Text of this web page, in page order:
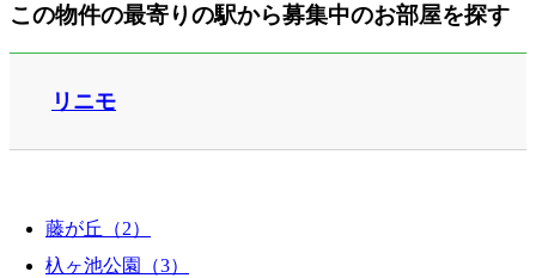
この物件の最寄りの駅から募集中のお部屋を探す
リニモ
藤が丘（2）
杁ヶ池公園（3）